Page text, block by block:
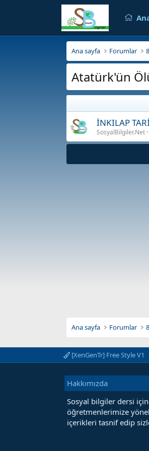
Ana sayfa Forumlar
Atatürk'ün
İNKILAP
SosyalBilgiler.Net
Ana sayfa Forumlar
[XenGenTr] Free Style V1
Hakkımızda
Sosyal bilgiler dersi
öğretmenlerimize
içerikleri tasnif edip